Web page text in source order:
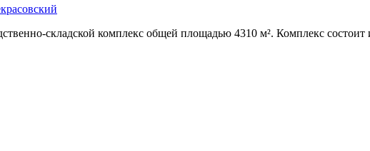
складской комплекс общей площадью 4310 м². Комплекс